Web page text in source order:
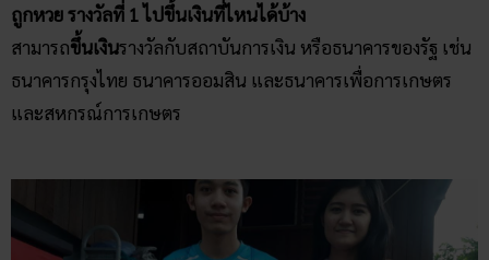
ถูกหวย รางวัลที่ 1 ไปขึ้นเงินที่ไหนได้บ้าง
สามารถขึ้นเงินรางวัลกับสถาบันการเงิน หรือธนาคารของรัฐ เช่น
ธนาคารกรุงไทย ธนาคารออมสิน และธนาคารเพื่อการเกษตร
และสหกรณ์การเกษตร